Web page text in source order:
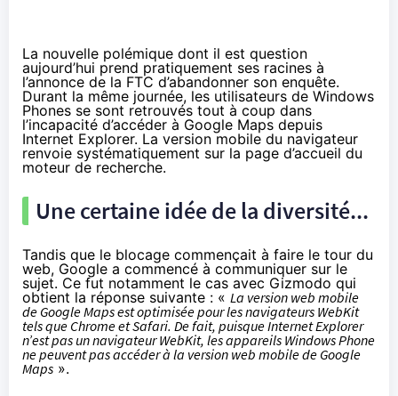
La nouvelle polémique dont il est question
aujourd’hui prend pratiquement ses racines à
l’annonce de la FTC d’abandonner son enquête.
Durant la même journée, les utilisateurs de Windows
Phones se sont retrouvés tout à coup dans
l’incapacité d’accéder à Google Maps depuis
Internet Explorer. La version mobile du navigateur
renvoie systématiquement sur la page d’accueil du
moteur de recherche.
Une certaine idée de la diversité...
Tandis que le blocage commençait à faire le tour du
web, Google a commencé à communiquer sur le
sujet. Ce fut notamment le cas avec Gizmodo qui
obtient la réponse suivante : « La version web mobile
de Google Maps est optimisée pour les navigateurs WebKit
tels que Chrome et Safari. De fait, puisque Internet Explorer
n’est pas un navigateur WebKit, les appareils Windows Phone
ne peuvent pas accéder à la version web mobile de Google
Maps ».